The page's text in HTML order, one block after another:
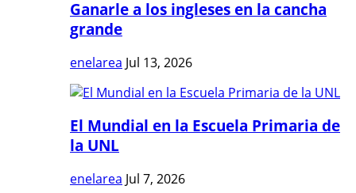
Ganarle a los ingleses en la cancha
grande
enelarea Jul 13, 2026
El Mundial en la Escuela Primaria de
la UNL
enelarea Jul 7, 2026